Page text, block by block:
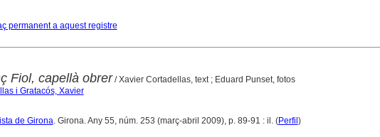
permanent a aquest registre
Fiol, capellà obrer/ Xavier Cortadellas, text ; Eduard Punset, fotos
i Gratacós, Xavier
de Girona. Girona. Any 55, núm. 253 (març-abril 2009), p. 89-91 : il. (Perfil )